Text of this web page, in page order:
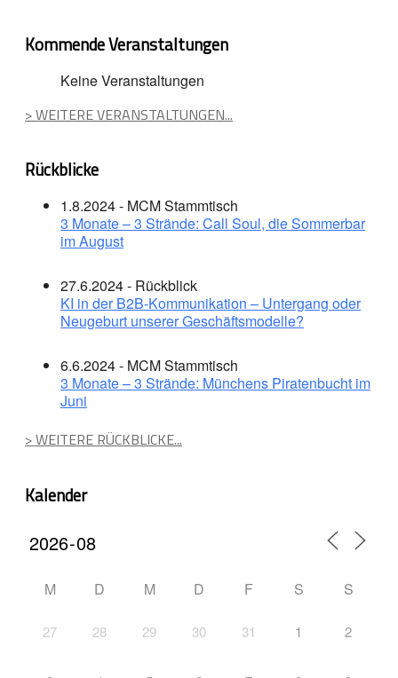
Kommende Veranstaltungen
Keine Veranstaltungen
> WEITERE VERANSTALTUNGEN...
Rückblicke
1.8.2024 - MCM Stammtisch
3 Monate – 3 Strände: Call Soul, die Sommerbar
im August
27.6.2024 - Rückblick
KI in der B2B-Kommunikation – Untergang oder
Neugeburt unserer Geschäftsmodelle?
6.6.2024 - MCM Stammtisch
3 Monate – 3 Strände: Münchens Piratenbucht im
Juni
> WEITERE RÜCKBLICKE...
Kalender
M D M D F S S
27 28 29 30 31 1 2